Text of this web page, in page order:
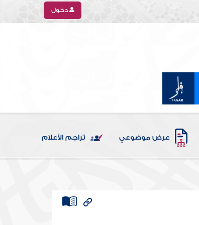
دخول
عرض موضوعي تراجم الأعلام